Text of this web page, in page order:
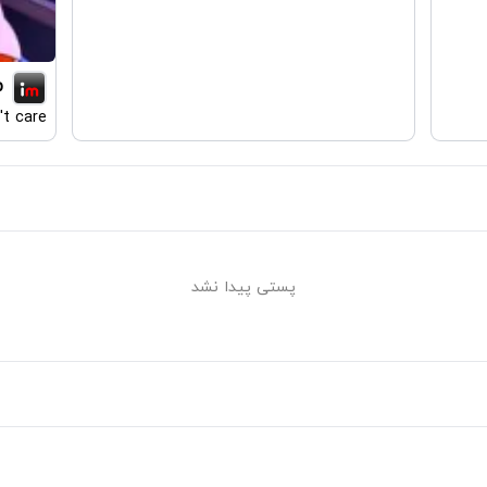
care
پستی پیدا نشد